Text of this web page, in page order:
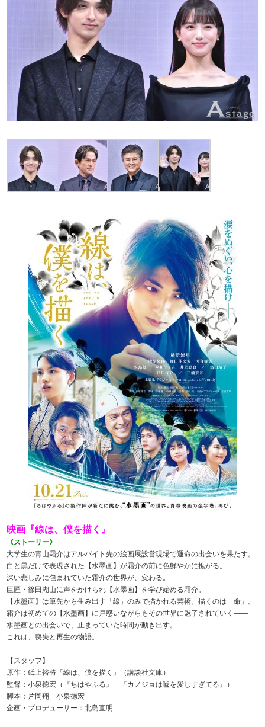
映画『線は、僕を描く』
《ストーリー》
大学生の青山霜介はアルバイト先の絵画展設営現場で運命の出会いを果たす。
白と黒だけで表現された【水墨画】が霜介の前に色鮮やかに拡がる。
深い悲しみに包まれていた霜介の世界が、変わる。
巨匠・篠田湖山に声をかけられ【水墨画】を学び始める霜介。
【水墨画】は筆先から生み出す「線」のみで描かれる芸術。描くのは「命」。
霜介は初めての【水墨画】に戸惑いながらもその世界に魅了されていく――
水墨画との出会いで、止まっていた時間が動き出す。
これは、喪失と再生の物語。
【スタッフ】
原作：砥上裕將「線は、僕を描く」（講談社文庫）
監督：小泉徳宏（『ちはやふる』 『カノジョは嘘を愛しすぎてる』）
脚本：片岡翔 小泉徳宏
企画・プロデューサー：北島直明